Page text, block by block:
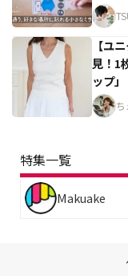
【ユ
見！1
ップ」
ち
特集一覧
Makuake